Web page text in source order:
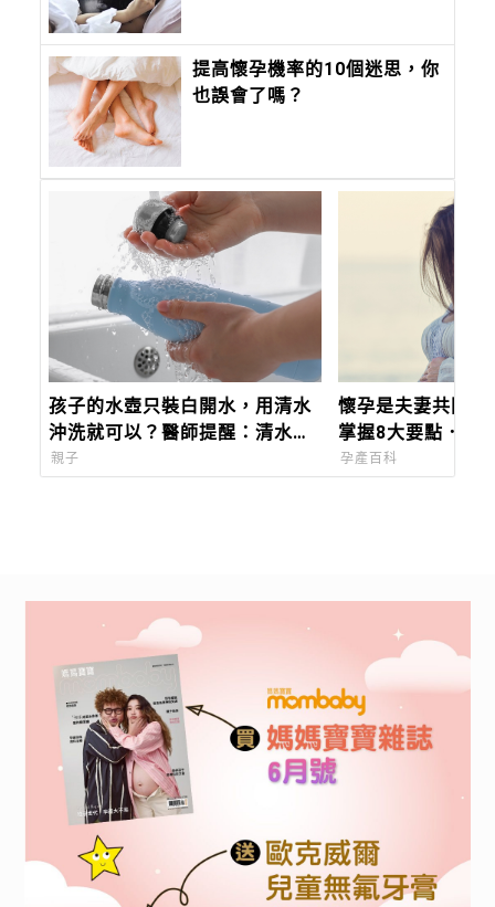
提高懷孕機率的10個迷思，你
也誤會了嗎？
孩子的水壺只裝白開水，用清水
沖洗就可以？醫師提醒：清水洗
不掉生物膜
親子
懷孕是夫妻共同的
掌握8大要點．增
率
孕產百科